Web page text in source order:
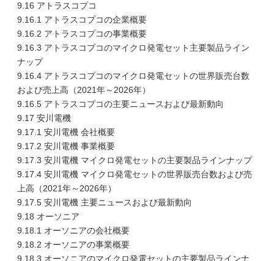
9.16 アトラスコプコ
9.16.1 アトラスコプコの企業概要
9.16.2 アトラスコプコの事業概要
9.16.3 アトラスコプコのマイクロ発電セット主要製品ライン
ナップ
9.16.4 アトラスコプコのマイクロ発電セットの世界販売台数
および売上高（2021年～2026年）
9.16.5 アトラスコプコの主要ニュースおよび最新動向
9.17 安川電機
9.17.1 安川電機 会社概要
9.17.2 安川電機 事業概要
9.17.3 安川電機 マイクロ発電セットの主要製品ラインナップ
9.17.4 安川電機 マイクロ発電セットの世界販売台数および売
上高（2021年～2026年）
9.17.5 安川電機 主要ニュースおよび最新動向
9.18 オーソニア
9.18.1 オーソニアの会社概要
9.18.2 オーソニアの事業概要
9.18.3 オーソニアのマイクロ発電セットの主要製品ラインナ